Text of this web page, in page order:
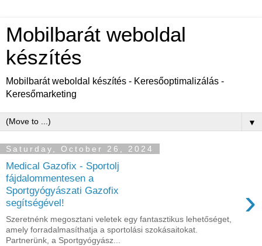
Mobilbarát weboldal
készítés
Mobilbarát weboldal készítés - Keresőoptimalizálás -
Keresőmarketing
▼
Saturday, October 26, 2024
Medical Gazofix - Sportolj
fájdalommentesen a
Sportgyógyászati Gazofix
segítségével!
›
Szeretnénk megosztani veletek egy fantasztikus lehetőséget,
amely forradalmasíthatja a sportolási szokásaitokat.
Partnerünk, a Sportgyógyász...